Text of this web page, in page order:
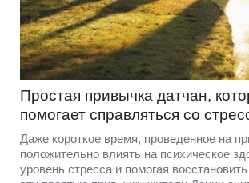
Простая привычка датчан,
помогает справляться со
Даже короткое время, проведенное на
положительно влиять на психическое
уровень стресса и помогая